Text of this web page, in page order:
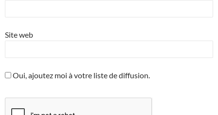
Site web
Oui, ajoutez moi à votre liste de diffusion.